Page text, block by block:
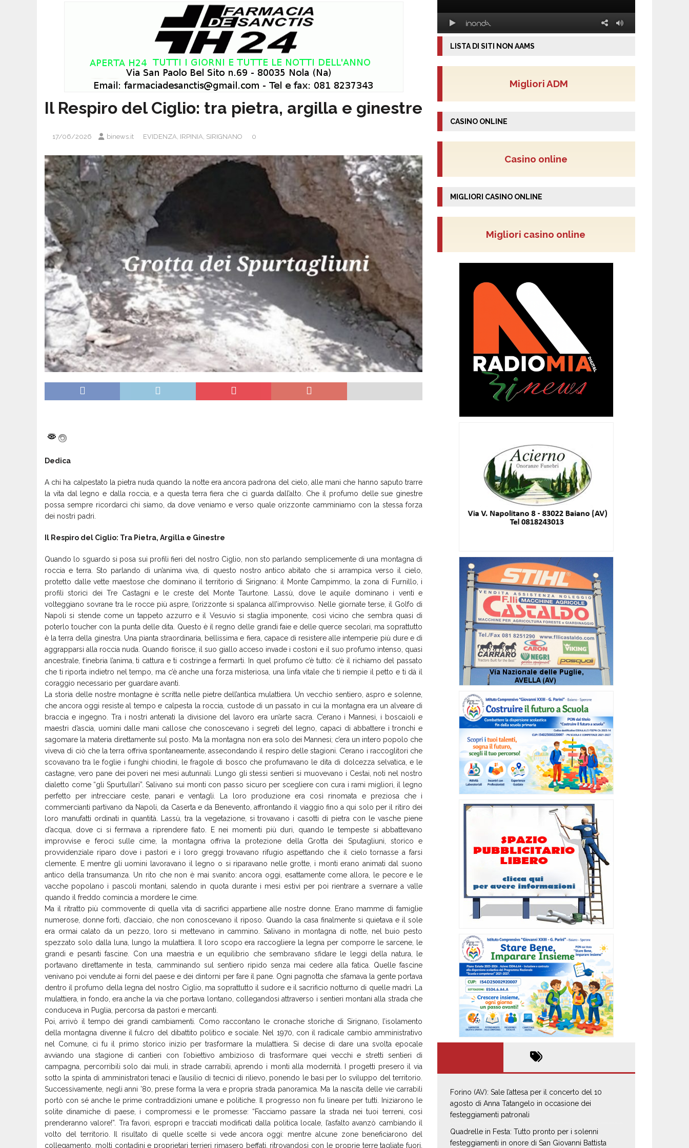
Il Respiro del Ciglio: tra pietra, argilla e ginestre
17/06/2026 binews.it EVIDENZA, IRPINIA, SIRIGNANO 0
​Dedica
​A chi ha calpestato la pietra nuda quando la notte era ancora padrona del cielo, alle mani che hanno saputo trarre
la vita dal legno e dalla roccia, e a questa terra fiera che ci guarda dall’alto. Che il profumo delle sue ginestre
possa sempre ricordarci chi siamo, da dove veniamo e verso quale orizzonte camminiamo con la stessa forza
dei nostri padri.
​Il Respiro del Ciglio: Tra Pietra, Argilla e Ginestre
​Quando lo sguardo si posa sui profili fieri del nostro Ciglio, non sto parlando semplicemente di una montagna di
roccia e terra. Sto parlando di un’anima viva, di questo nostro antico abitato che si arrampica verso il cielo,
protetto dalle vette maestose che dominano il territorio di Sirignano: il Monte Campimmo, la zona di Furnillo, i
profili storici dei Tre Castagni e le creste del Monte Taurtone. Lassù, dove le aquile dominano i venti e
volteggiano sovrane tra le rocce più aspre, l’orizzonte si spalanca all’improvviso. Nelle giornate terse, il Golfo di
Napoli si stende come un tappeto azzurro e il Vesuvio si staglia imponente, così vicino che sembra quasi di
poterlo toucher con la punta delle dita. Questo è il regno delle grandi faie e delle querce secolari, ma soprattutto
è la terra della ginestra. Una pianta straordinaria, bellissima e fiera, capace di resistere alle intemperie più dure e di
aggrapparsi alla roccia nuda. Quando fiorisce, il suo giallo acceso invade i costoni e il suo profumo intenso, quasi
ancestrale, t’inebria l’anima, ti cattura e ti costringe a fermarti. In quel profumo c’è tutto: c’è il richiamo del passato
che ti riporta indietro nel tempo, ma c’è anche una forza misteriosa, una linfa vitale che ti riempie il petto e ti dà il
coraggio necessario per guardare avanti.
​La storia delle nostre montagne è scritta nelle pietre dell’antica mulattiera. Un vecchio sentiero, aspro e solenne,
che ancora oggi resiste al tempo e calpesta la roccia, custode di un passato in cui la montagna era un alveare di
braccia e ingegno. Tra i nostri antenati la divisione del lavoro era un’arte sacra. C’erano i Mannesi, i boscaioli e
maestri d’ascia, uomini dalle mani callose che conoscevano i segreti del legno, capaci di abbattere i tronchi e
sagomare la materia direttamente sul posto. Ma la montagna non era solo dei Mannesi; c’era un intero popolo che
viveva di ciò che la terra offriva spontaneamente, assecondando il respiro delle stagioni. C’erano i raccoglitori che
scovavano tra le foglie i funghi chiodini, le fragole di bosco che profumavano le dita di dolcezza selvatica, e le
castagne, vero pane dei poveri nei mesi autunnali. Lungo gli stessi sentieri si muovevano i Cestai, noti nel nostro
dialetto come “gli Spurtullari”. Salivano sui monti con passo sicuro per scegliere con cura i rami migliori, il legno
perfetto per intrecciare ceste, panari e ventagli. La loro produzione era così rinomata e preziosa che i
commercianti partivano da Napoli, da Caserta e da Benevento, affrontando il viaggio fino a qui solo per il ritiro dei
loro manufatti ordinati in quantità. Lassù, tra la vegetazione, si trovavano i casotti di pietra con le vasche piene
d’acqua, dove ci si fermava a riprendere fiato. E nei momenti più duri, quando le tempeste si abbattevano
improvvise e feroci sulle cime, la montagna offriva la protezione della Grotta dei Sputagliuni, storico e
provvidenziale riparo dove i pastori e i loro greggi trovavano rifugio aspettando che il cielo tornasse a farsi
clemente. E mentre gli uomini lavoravano il legno o si riparavano nelle grotte, i monti erano animati dal suono
antico della transumanza. Un rito che non è mai svanito: ancora oggi, esattamente come allora, le pecore e le
vacche popolano i pascoli montani, salendo in quota durante i mesi estivi per poi rientrare a svernare a valle
quando il freddo comincia a mordere le cime.
​Ma il ritratto più commovente di quella vita di sacrifici appartiene alle nostre donne. Erano mamme di famiglie
numerose, donne forti, d’acciaio, che non conoscevano il riposo. Quando la casa finalmente si quietava e il sole
era ormai calato da un pezzo, loro si mettevano in cammino. Salivano in montagna di notte, nel buio pesto
spezzato solo dalla luna, lungo la mulattiera. Il loro scopo era raccogliere la legna per comporre le sarcene, le
grandi e pesanti fascine. Con una maestria e un equilibrio che sembravano sfidare le leggi della natura, le
portavano direttamente in testa, camminando sul sentiero ripido senza mai cedere alla fatica. Quelle fascine
venivano poi vendute ai forni del paese e dei dintorni per fare il pane. Ogni pagnotta che sfamava la gente portava
dentro il profumo della legna del nostro Ciglio, ma soprattutto il sudore e il sacrificio notturno di quelle madri. La
mulattiera, in fondo, era anche la via che portava lontano, collegandosi attraverso i sentieri montani alla strada che
conduceva in Puglia, percorsa da pastori e mercanti.
​Poi, arrivò il tempo dei grandi cambiamenti. Como raccontano le cronache storiche di Sirignano, l’isolamento
della montagna divenne il fulcro del dibattito politico e sociale. Nel 1970, con il radicale cambio amministrativo
nel Comune, ci fu il primo storico inizio per trasformare la mulattiera. Si decise di dare una svolta epocale
avviando una stagione di cantieri con l’obiettivo ambizioso di trasformare quei vecchi e stretti sentieri di
campagna, percorribili solo dai muli, in strade carrabili, aprendo i monti alla modernità. I progetti presero il via
sotto la spinta di amministratori tenaci e l’ausilio di tecnici di rilievo, ponendo le basi per lo sviluppo del territorio.
Successivamente, negli anni ’80, prese forma la vera e propria strada panoramica. Ma la nascita delle vie carrabili
portò con sé anche le prime contraddizioni umane e politiche. Il progresso non fu lineare per tutti. Iniziarono le
solite dinamiche di paese, i compromessi e le promesse: “Facciamo passare la strada nei tuoi terreni, così
prenderanno valore!”. Tra favori, espropri e tracciati modificati dalla politica locale, l’asfalto avanzò cambiando il
volto del territorio. Il risultato di quelle scelte si vede ancora oggi: mentre alcune zone beneficiarono del
collegamento, molti contadini e proprietari terrieri rimasero beffati, ritrovandosi con le proprie terre tagliate fuori,
LISTA DI SITI NON AAMS
Migliori ADM
CASINO ONLINE
Casino online
MIGLIORI CASINO ONLINE
Migliori casino online
Forino (AV): Sale l’attesa per il concerto del 10
agosto di Anna Tatangelo in occasione dei
festeggiamenti patronali
Quadrelle in Festa: Tutto pronto per i solenni
festeggiamenti in onore di San Giovanni Battista